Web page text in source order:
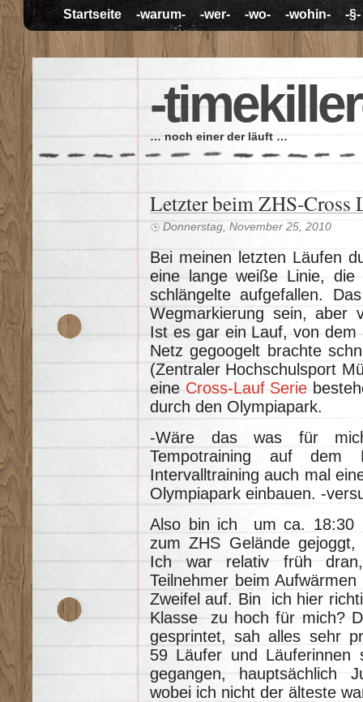
Startseite -warum- -wer- -wo- -wohin- -§-
-
… noch einer der läuft …
Letzter beim ZHS-Cross
Donnerstag, November 25, 2010
Bei meinen letzten Läufen
eine lange weiße Linie, die
schlängelte aufgefallen.
Wegmarkierung sein, aber
Ist es gar ein Lauf, von
Netz gegoogelt brachte
(Zentraler Hochschulsport
eineCross-Lauf Serie
durch den Olympiapark.
-Wäre das was für
Tempotraining auf
Intervalltraining auch mal
Olympiapark einbauen. -
Also bin ich um ca. 18:30
zum ZHS Gelände
Ich war relativ früh
Teilnehmer beim
Zweifel auf. Bin ich hier
Klasse zu hoch für mich?
gesprintet, sah alles sehr
59 Läufer und Läuferinnen
gegangen, hauptsächlich
wobei ich nicht der älteste